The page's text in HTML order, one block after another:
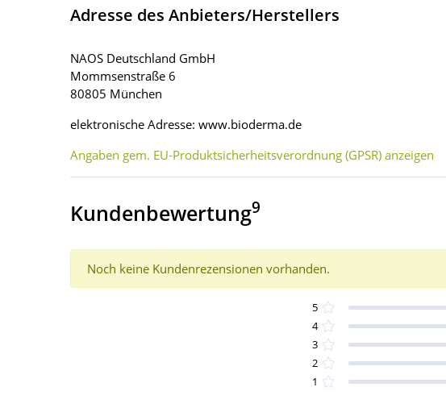
Adresse des Anbieters/Herstellers
NAOS Deutschland GmbH
Mommsenstraße 6
80805 München
elektronische Adresse: www.bioderma.de
Angaben gem. EU-Produktsicherheitsverordnung (GPSR) anzeigen
Kundenbewertung9
Noch keine Kundenrezensionen vorhanden.
5
4
3
2
1